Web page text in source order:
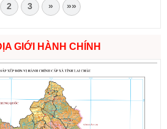
2 3 » »»
GIỚI HÀNH CHÍNH